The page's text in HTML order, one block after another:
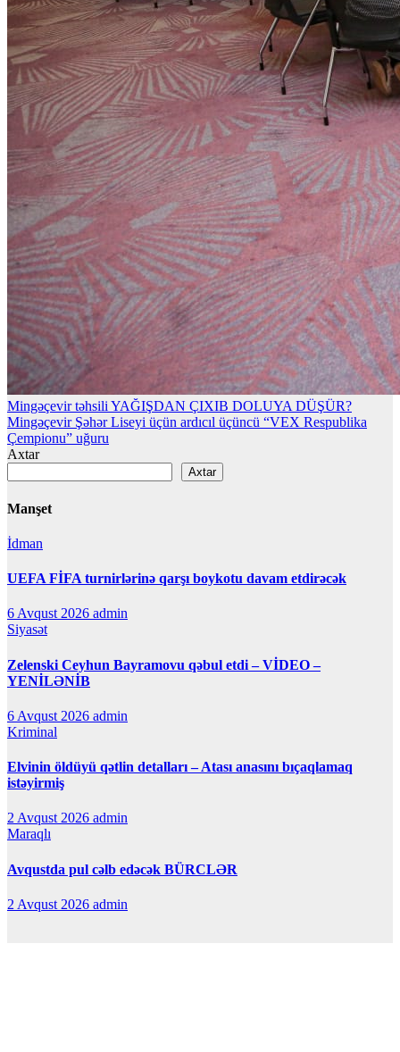
Yazı
naviqasiyası
Mingəçevir təhsili YAĞIŞDAN ÇIXIB DOLUYA DÜŞÜR?
Mingəçevir Şəhər Liseyi üçün ardıcıl üçüncü “VEX Respublika
Çempionu” uğuru
Axtar
Axtar
Manşet
İdman
UEFA FİFA turnirlərinə qarşı boykotu davam etdirəcək
6 Avqust 2026 admin
Siyasət
Zelenski Ceyhun Bayramovu qəbul etdi – VİDEO –
YENİLƏNİB
6 Avqust 2026 admin
Kriminal
Elvinin öldüyü qətlin detalları – Atası anasını bıçaqlamaq
istəyirmiş
2 Avqust 2026 admin
Maraqlı
Avqustda pul cəlb edəcək BÜRCLƏR
2 Avqust 2026 admin